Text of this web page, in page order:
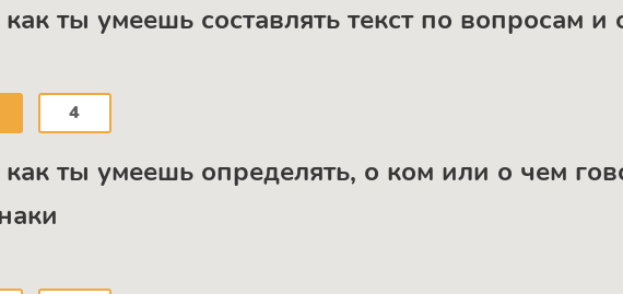
ты умеешь составлять текст по вопросам
4
ты умеешь определять, о ком или о чем